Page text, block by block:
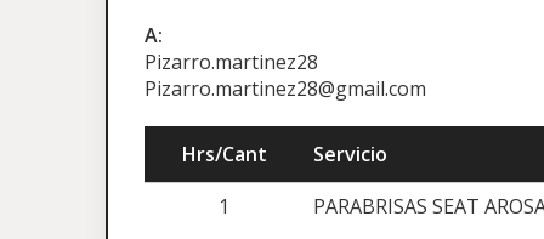
A:
Pizarro.martinez28
Pizarro.martinez28@gmail.com
Hrs/Cant
Servicio
1
PARABRISAS SEAT